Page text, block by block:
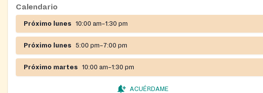
Calendario
Próximo lunes 10:00 am–1:30 pm
Próximo lunes 5:00 pm–7:00 pm
Próximo martes 10:00 am–1:30 pm
ACUÉRDAME